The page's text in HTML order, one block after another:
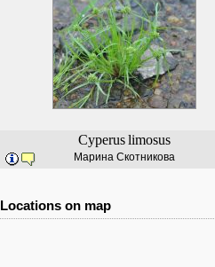
Cyperuslimosus
Марина Скотникова
Locations on map